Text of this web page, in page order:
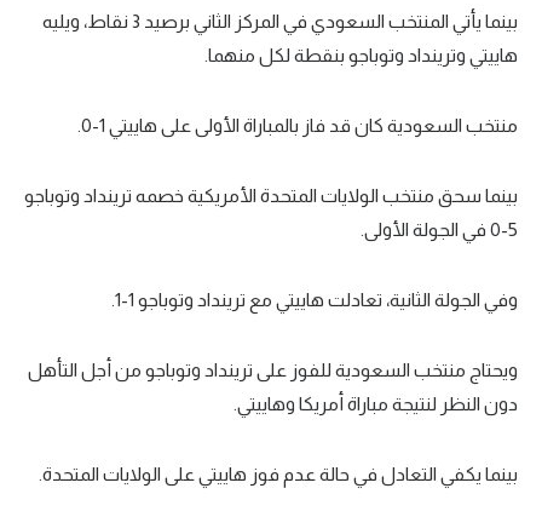
بينما يأتي المنتخب السعودي في المركز الثاني برصيد 3 نقاط، ويليه
هاييتي وترينداد وتوباجو بنقطة لكل منهما.
منتخب السعودية كان قد فاز بالمباراة الأولى على هاييتي 1-0.
بينما سحق منتخب الولايات المتحدة الأمريكية خصمه ترينداد وتوباجو
5-0 في الجولة الأولى.
وفي الجولة الثانية، تعادلت هاييتي مع ترينداد وتوباجو 1-1.
ويحتاج منتخب السعودية للفوز على ترينداد وتوباجو من أجل التأهل
دون النظر لنتيجة مباراة أمريكا وهاييتي.
بينما يكفي التعادل في حالة عدم فوز هاييتي على الولايات المتحدة.